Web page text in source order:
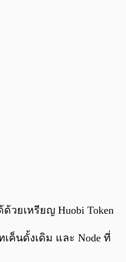
/ 0:00
ด้วยเหรียญ Huobi Token
ค็นดั้งเดิม และ Node ที่